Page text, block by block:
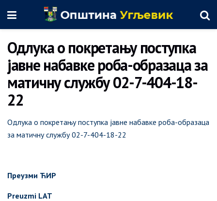
Одлука о покретању поступка
јавне набавке роба-образаца за
матичну службу 02-7-404-18-
22
Одлука о покретању поступка јавне набавке роба-образаца
за матичну службу 02-7-404-18-22
Преузми ЋИР
Preuzmi LAT